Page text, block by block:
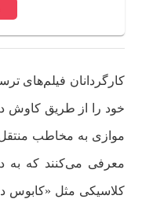
کارگردانان فیلم‌های
خود را از طریق کاوش
موازی به مخاطب
معرفی می‌کنند که به
کلاسیکی مثل «کابوس